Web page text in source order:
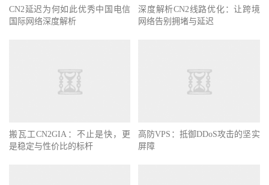
CN2延迟为何如此优秀中国电信
国际网络深度解析
深度解析CN2线路优化：让跨境
网络告别拥堵与延迟
搬瓦工CN2GIA：不止是快，更
是稳定与性价比的标杆
高防VPS：抵御DDoS攻击的坚实
屏障